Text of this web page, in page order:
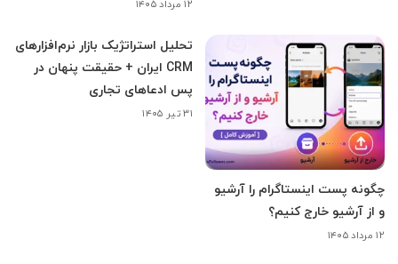
۱۲ مرداد ۱۴۰۵
چگونه پست اینستاگرام را آرشیو
و از آرشیو خارج کنیم؟
۱۲ مرداد ۱۴۰۵
تحلیل استراتژیک بازار نرم‌افزارهای
CRM ایران + حقیقت پنهان در
پس ادعاهای تجاری
۳۱ تیر ۱۴۰۵